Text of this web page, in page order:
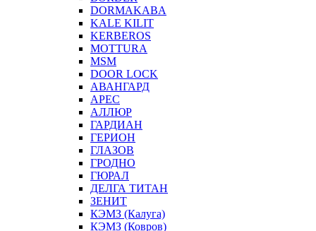
DORMAKABA
KALE KILIT
KERBEROS
MOTTURA
MSM
DOOR LOCK
АВАНГАРД
АРЕС
АЛЛЮР
ГАРДИАН
ГЕРИОН
ГЛАЗОВ
ГРОДНО
ГЮРАЛ
ДЕЛГА ТИТАН
ЗЕНИТ
КЭМЗ (Калуга)
КЭМЗ (Ковров)